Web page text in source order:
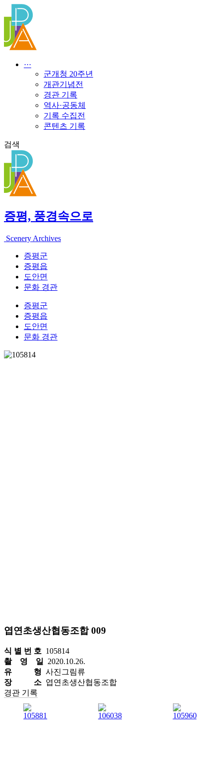
텐
로
건
···
군개청 20주년
개관기념전
경관 기록
역사·공동체
기록 수집전
콘텐츠 기록
검색
증평, 풍경속으로
Scenery Archives
증평군
증평읍
도안면
문화 경관
증평군
증평읍
도안면
문화 경관
엽연초생산협동조합 009
식 별 번 호 105814
촬 영 일
2020.10.26.
유 형 사진그림류
장 소 엽연초생산협동조합
경관 기록